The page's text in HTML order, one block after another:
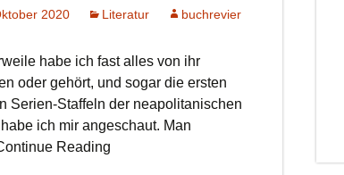
2020 Literatur buchrevier
habe ich fast alles von ihr
oder gehört, und sogar die ersten
Serien-Staffeln der neapolitanischen
ich mir angeschaut. Man
Reading